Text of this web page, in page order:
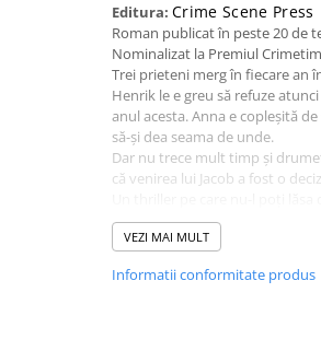
Evenimentul Istoric
Evenimentul istoric - editii
Editura: Crime Scene Press
Roman publicat în peste 20 de
Nominalizat la Premiul
Trei prieteni merg în fiecare an
Henrik le e greu să refuze
anul acesta. Anna e copleșită
să-și dea seama de unde.
Dar nu trece mult timp și
că venirea lui Jacob a fost o
ale unui munte pe cât de
Receptare critică
pe toți care nu l-au citit încă.
VEZI MAI MULT
Informatii conformitate produs